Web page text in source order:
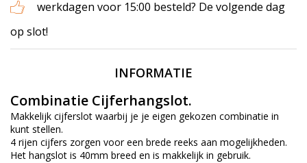
werkdagen voor 15:00 besteld? De volgende dag
op slot!
INFORMATIE
Combinatie Cijferhangslot.
Makkelijk cijferslot waarbij je je eigen gekozen combinatie in
kunt stellen.
4 rijen cijfers zorgen voor een brede reeks aan mogelijkheden.
Het hangslot is 40mm breed en is makkelijk in gebruik.